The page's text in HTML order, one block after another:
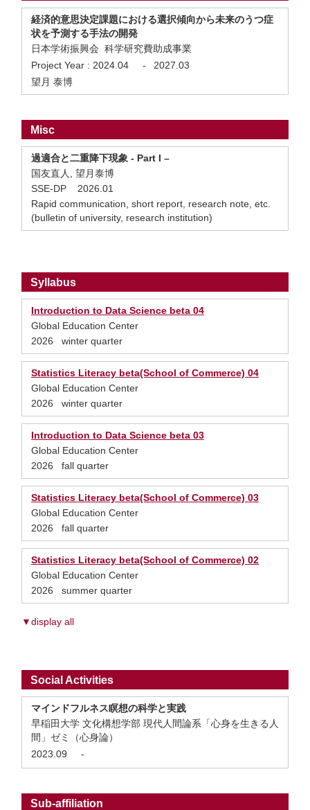
経済的意思決定課題における選択傾向から未来のうつ症
状を予測する手法の開発
日本学術振興会 科学研究費助成事業
Project Year : 2024.04 -
2027.03
望月 泰博
Misc
過適合と二重降下現象 - Part I –
国友直人, 望月泰博
SSE-DP 2026.01
Rapid communication, short report, research note, etc.
(bulletin of university, research institution)
Syllabus
Introduction to Data Science beta 04
Global Education Center
2026 winter quarter
Statistics Literacy beta(School of Commerce) 04
Global Education Center
2026 winter quarter
Introduction to Data Science beta 03
Global Education Center
2026 fall quarter
Statistics Literacy beta(School of Commerce) 03
Global Education Center
2026 fall quarter
Statistics Literacy beta(School of Commerce) 02
Global Education Center
2026 summer quarter
▼display all
Social Activities
マインドフルネス瞑想の科学と実践
早稲田大学 文化構想学部 現代人間論系「心身を生きる人
間」ゼミ（心身論）
2023.09
-
Sub-affiliation